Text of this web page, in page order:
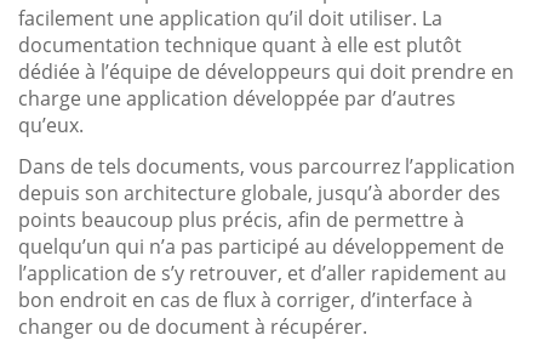
facilement une application qu’il doit utiliser. La
documentation technique quant à elle est plutôt
dédiée à l’équipe de développeurs qui doit prendre en
charge une application développée par d’autres
qu’eux.
Dans de tels documents, vous parcourrez l’application
depuis son architecture globale, jusqu’à aborder des
points beaucoup plus précis, afin de permettre à
quelqu’un qui n’a pas participé au développement de
l’application de s’y retrouver, et d’aller rapidement au
bon endroit en cas de flux à corriger, d’interface à
changer ou de document à récupérer.